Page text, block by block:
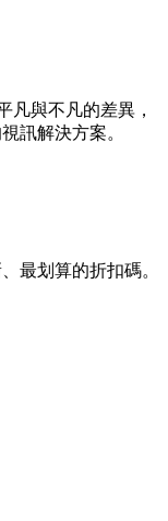
凡與不凡的差異，
訊解決方案。
最划算的折扣碼。